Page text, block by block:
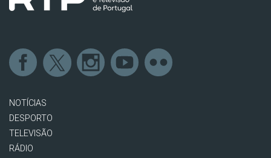
NOTÍCIAS
DESPORTO
TELEVISÃO
RÁDIO